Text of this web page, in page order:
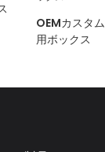
OEMカスタ
用ボックス